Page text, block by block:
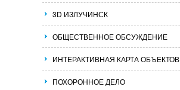
3D ИЗЛУЧИНСК
ОБЩЕСТВЕННОЕ ОБСУЖДЕНИЕ
ИНТЕРАКТИВНАЯ КАРТА ОБЪЕКТОВ
ПОХОРОННОЕ ДЕЛО